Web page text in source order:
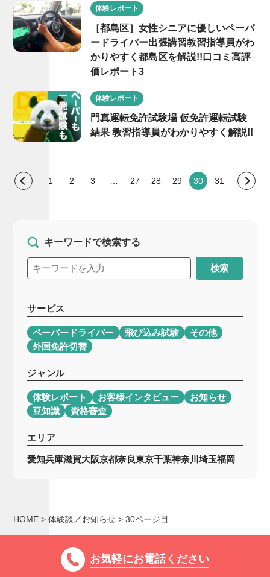
体験レポート
［都島区］女性シニアに優しいペーパ
ードライバー出張講習教習指導員がわ
かりやすく都島区を解説!!口コミ高評
価レポート3
体験レポート
門真運転免許試験場 仮免許運転試験
結果 教習指導員がわかりやすく解説!!
1 2 3 27 28 29 30 31
キーワードで検索する
検索
サービス
ペーパードライバー 飛び込み試験
その他
外国免許切替
ジャンル
体験レポート お客様インタビュー
お知らせ
豆知識
資格審査
エリア
愛知兵庫滋賀大阪京都奈良東京千葉神奈川埼玉福岡
HOME >体験談／お知らせ >30ページ目
お気軽にお電話ください